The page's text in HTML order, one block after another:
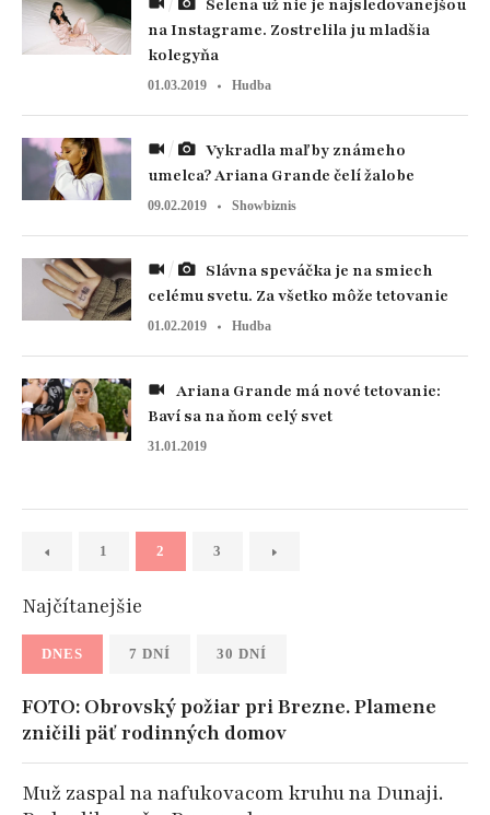
na Instagrame. Zostrelila ju mladšia
kolegyňa
01.03.2019 Hudba
umelca? Ariana Grande čelí žalobe
09.02.2019 Showbiznis
celému svetu. Za všetko môže tetovanie
01.02.2019 Hudba
Baví sa na ňom celý svet
31.01.2019
1 2 3
Najčítanejšie
DNES 7 DNÍ 30 DNÍ
FOTO: Obrovský požiar pri Brezne. Plamene
zničili päť rodinných domov
Muž zaspal na nafukovacom kruhu na Dunaji.